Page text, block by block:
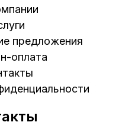
предложения
оплата